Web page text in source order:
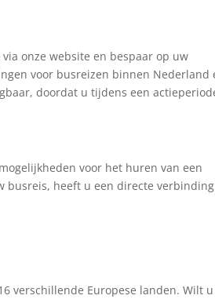
onze website en bespaar op uw
voor busreizen binnen Nederland
doordat u tijdens een
voor het huren van een
busreis, heeft u een directe verbinding
verschillende Europese landen. Wilt